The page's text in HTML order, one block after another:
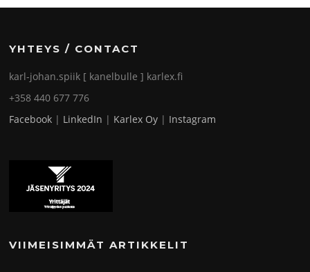
YHTEYS / CONTACT
karl-johan.spiik [ kanelbulle ] karlex.fi
+358 440 677 776
Facebook | LinkedIn | Karlex Oy | Instagram
VIIMEISIMMÄT ARTIKKELIT